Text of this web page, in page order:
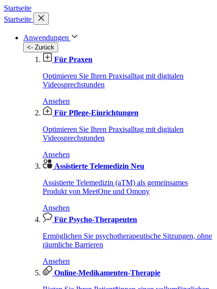
Startseite
Startseite
Anwendungen
<- Zurück
Für Praxen
Optimieren Sie Ihren Praxisalltag mit digitalen
Videosprechstunden
Ansehen
Für Pflege-Einrichtungen
Optimieren Sie Ihren Praxisalltag mit digitalen
Videosprechstunden
Ansehen
Assistierte Telemedizin Neu
Assistierte Telemedizin (aTM) als gemeinsames
Produkt von MeetOne und Omony
Ansehen
Für Psycho-Therapeuten
Ermöglichen Sie psychotherapeutische Sitzungen, ohne
räumliche Barrieren
Ansehen
Online-Medikamenten-Therapie